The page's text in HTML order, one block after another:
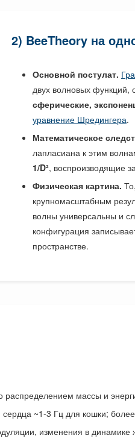
2) BeeTheory на
Основной постулат.
двух волновых функций,
сферические,
уравнение Шредингера.
Математическое
лапласиана к этим
1/D², воспроизводящие
Физическая картина.
крупномасштабным
волны универсальны и
конфигурация
пространстве.
массы и
~1-3 Гц для кошки;
изменения в динамике